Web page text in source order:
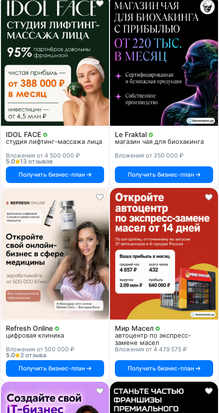
IDOL FACE
студия лифтинг-массажа лица
Вложения от 4 500 000 ₽
5.0
13 отзывов
Получить бизнес-план
Le Fraktal
магазин чая для биохакинга
Вложения от 350 000 ₽
Получить бизнес-план
Refresh Online
цифровая клиника
Вложения от 500 000 ₽
5.0
3 отзыва
Получить бизнес-план
Мир Масел
автоцентр по экспресс-
замене масел
Вложения от 4 479 575 ₽
Получить бизнес-план